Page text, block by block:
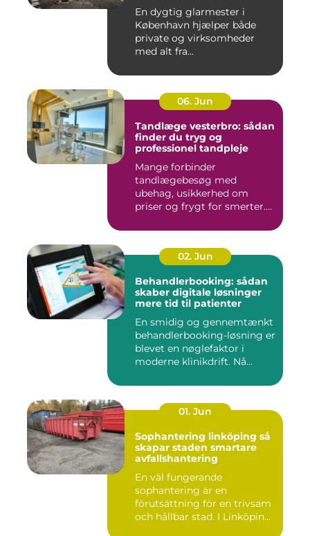
En dygtig glarmester i
København hjælper både
private og virksomheder
med alt fra...
06. Jun
Tandlæge vesterbro: sådan
finder du tryg og
professionel tandpleje
Mange forbinder
tandlægebesøg med
ubehag, usikkerhed om
priser og frygt for smerter.
02. Jun
Behandlerbooking: sådan
skaber digitale løsninger
mere tid til patienter
En smidig og gennemtænkt
behandlerbooking-løsning er
blevet en nøglefaktor i
moderne klinikdrift. Nå...
01. Jun
Sophantering linköping så
skapar staden smartare
avfallshantering
En väl fungerande
sophantering är en
förutsättning för en trivsam
och hållbar stad. I Linköping